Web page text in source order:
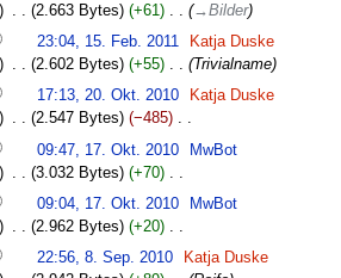
2.663 Bytes +61 ‎ →Bilder
23:04, 15. Feb. 2011
Katja Duske
2.602 Bytes +55 ‎ Trivialname
17:13, 20. Okt. 2010
Katja Duske
2.547 Bytes −485 ‎
09:47, 17. Okt. 2010
MwBot
3.032 Bytes +70 ‎
09:04, 17. Okt. 2010
MwBot
2.962 Bytes +20 ‎
22:56, 8. Sep. 2010
Katja Duske